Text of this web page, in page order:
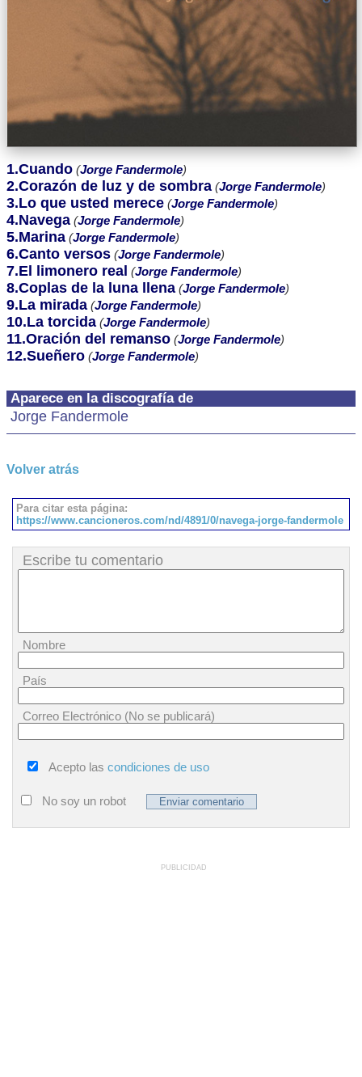
Aparece en la discografía de
Jorge Fandermole
1.Cuando (Jorge Fandermole)
2.Corazón de luz y de sombra (Jorge Fandermole)
3.Lo que usted merece (Jorge Fandermole)
4.Navega (Jorge Fandermole)
5.Marina (Jorge Fandermole)
6.Canto versos (Jorge Fandermole)
7.El limonero real (Jorge Fandermole)
8.Coplas de la luna llena (Jorge Fandermole)
9.La mirada (Jorge Fandermole)
10.La torcida (Jorge Fandermole)
11.Oración del remanso (Jorge Fandermole)
12.Sueñero (Jorge Fandermole)
Volver atrás
Para citar esta página:
https://www.cancioneros.com/nd/4891/0/navega-jorge-fandermole
Escribe tu comentario
Nombre
País
Correo Electrónico (No se publicará)
Acepto las condiciones de uso
No soy un robot
PUBLICIDAD